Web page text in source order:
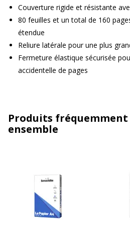
Couverture rigide et résistante
80 feuilles et un total de 160
étendue
Reliure latérale pour une plus
Fermeture élastique sécurisée
accidentelle de pages
Produits fréquemment
ensemble